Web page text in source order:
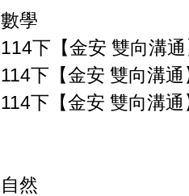
數學
114下【金安 雙向溝
114下【金安 雙向溝
114下【金安 雙向溝
自然